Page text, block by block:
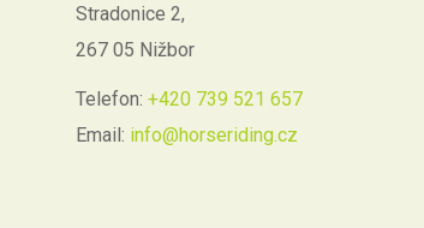
Stradonice 2,
267 05 Nižbor
Telefon: +420 739 521 657
Email: info@horseriding.cz